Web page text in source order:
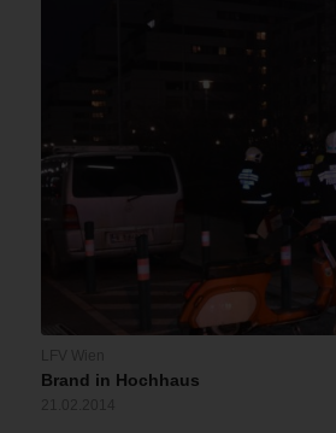
Brand in Hochhaus